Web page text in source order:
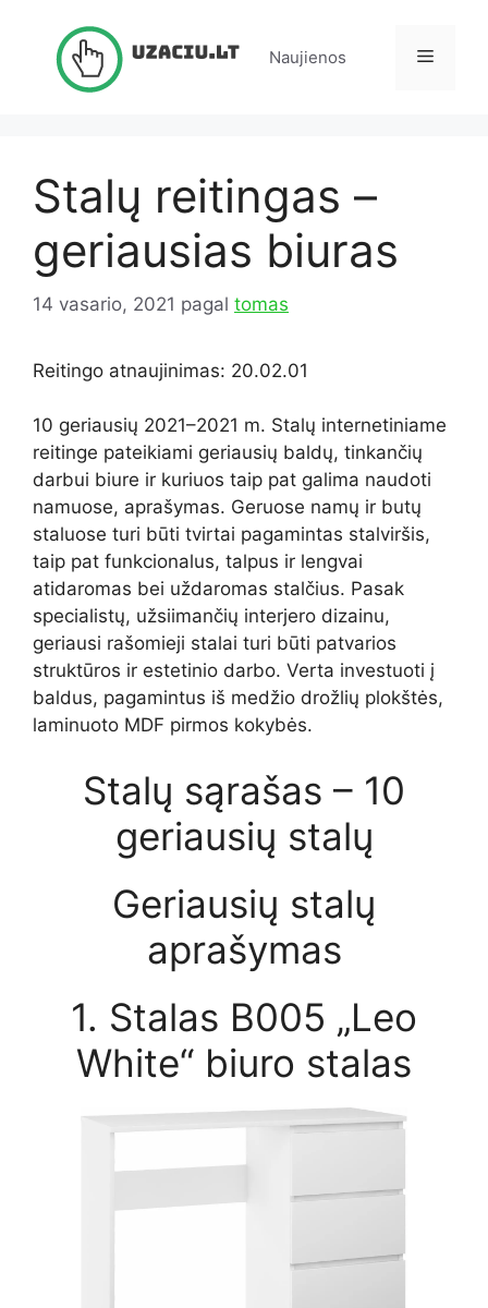
Naujienos Meniu
Stalų reitingas –
geriausias biuras
14 vasario, 2021 pagal tomas
Reitingo atnaujinimas: 20.02.01
10 geriausių 2021–2021 m. Stalų internetiniame
reitinge pateikiami geriausių baldų, tinkančių
darbui biure ir kuriuos taip pat galima naudoti
namuose, aprašymas. Geruose namų ir butų
staluose turi būti tvirtai pagamintas stalviršis,
taip pat funkcionalus, talpus ir lengvai
atidaromas bei uždaromas stalčius. Pasak
specialistų, užsiimančių interjero dizainu,
geriausi rašomieji stalai turi būti patvarios
struktūros ir estetinio darbo. Verta investuoti į
baldus, pagamintus iš medžio drožlių plokštės,
laminuoto MDF pirmos kokybės.
Stalų sąrašas – 10
geriausių stalų
Geriausių stalų
aprašymas
1. Stalas B005 „Leo
White“ biuro stalas